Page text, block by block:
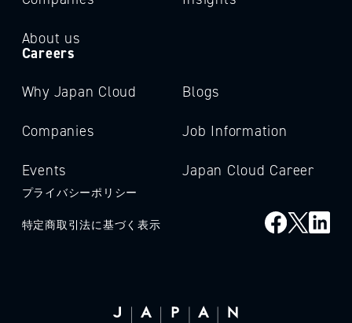
About us
Careers
Why Japan Cloud
Companies
Events
Blogs
Job Information
Japan Cloud Career
プライバシーポリシー
特定商取引法に基づく表示